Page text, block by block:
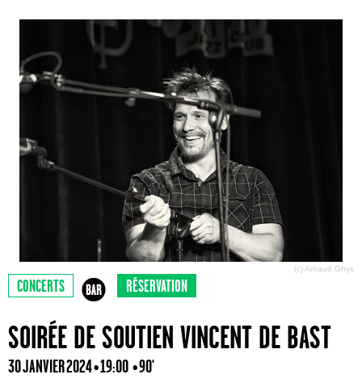
(c) Arnaud Ghys
CONCERTS RÉSERVATION
SOIRÉE DE SOUTIEN VINCENT DE BAST
30 JANVIER 2024 • 19:00 • 90'